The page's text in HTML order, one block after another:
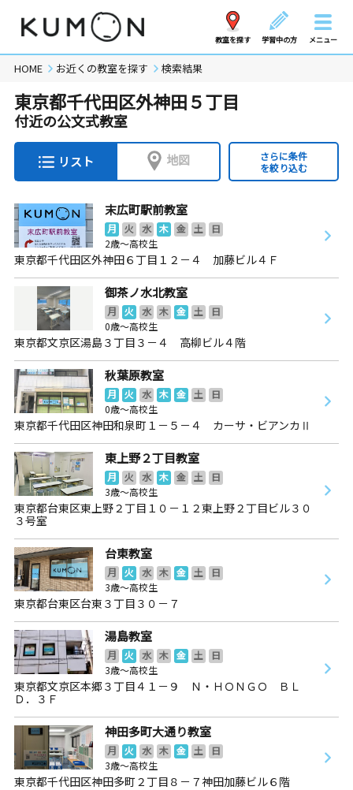
教室を探す 学習中の方 メニュー
HOME お近くの教室を探す 検索結果
東京都千代田区外神田５丁目
付近の公文式教室
リスト 地図
さらに条件
を絞り込む
末広町駅前教室
月 火 水 木 金 土
日
2歳～高校生
東京都千代田区外神田６丁目１２－４ 加藤ビル４Ｆ
御茶ノ水北教室
月 火 水 木 金 土
日
0歳～高校生
東京都文京区湯島３丁目３－４ 高柳ビル４階
秋葉原教室
月 火 水 木 金 土
日
0歳～高校生
東京都千代田区神田和泉町１－５－４ カーサ・ビアンカⅡ
東上野２丁目教室
月 火 水 木 金 土
日
3歳～高校生
東京都台東区東上野２丁目１０－１２東上野２丁目ビル３０
３号室
台東教室
月 火 水 木 金 土
日
3歳～高校生
東京都台東区台東３丁目３０－７
湯島教室
月 火 水 木 金 土
日
3歳～高校生
東京都文京区本郷３丁目４１－９ Ｎ・ＨＯＮＧＯ ＢＬ
Ｄ．３Ｆ
神田多町大通り教室
月 火 水 木 金 土
日
3歳～高校生
東京都千代田区神田多町２丁目８－７神田加藤ビル６階